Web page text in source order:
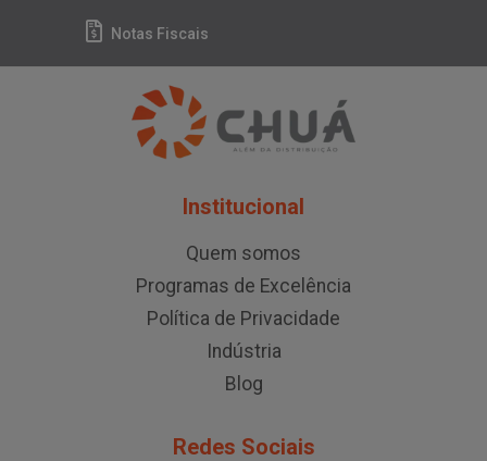
Notas Fiscais
Institucional
Quem somos
Programas de Excelência
Política de Privacidade
Indústria
Blog
Redes Sociais